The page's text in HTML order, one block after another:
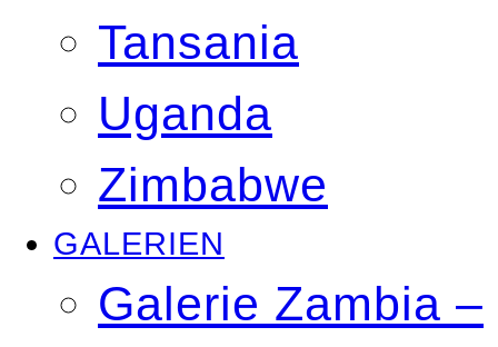
Tansania
Uganda
Zimbabwe
GALERIEN
Galerie Zambia –